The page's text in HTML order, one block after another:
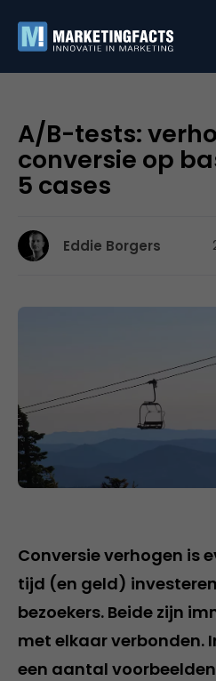
A/B-tests:
conversie op
5 cases
Eddie Borgers
Conversie verhogen is
tijd (en geld)
bezoekers. Beide zijn
met elkaar verbonden.
een aantal